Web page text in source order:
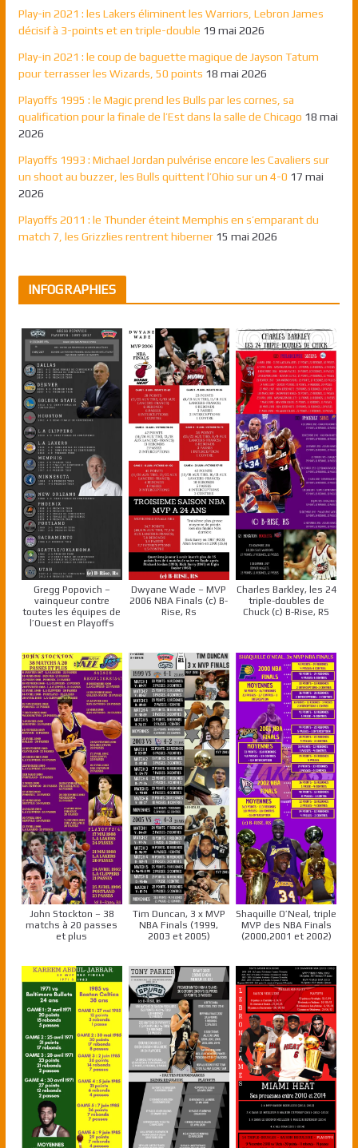
Play-in 2021 : les Lakers éliminent les Warriors, Lebron James
décisif à 3-points et en triple-double 19 mai 2026
Play-in 2021 : le coup de baguette magique de Jayson Tatum
pour terrasser les Wizards, 50 points 18 mai 2026
Playoffs 1995 : le Magic prend les Bulls par les cornes, sa
qualification pour la finale de l’Est dans la salle de Chicago 18 mai
2026
Playoffs 1993 : Michael Jordan pulvérise encore les Cavaliers sur
un shoot au buzzer, les Bulls quittent l’Ohio sur un 4-0 17 mai
2026
Playoffs 2011 : le Thunder éteint Memphis en s’emparant du
match 7, les Grizzlies rentrent hiberner 15 mai 2026
INFOGRAPHIES
Gregg Popovich –
vainqueur contre
toutes les équipes de
l’Ouest en Playoffs
Dwyane Wade – MVP
2006 NBA Finals (c) B-
Rise, Rs
Charles Barkley, les 24
triple-doubles de
Chuck (c) B-Rise, RS
John Stockton – 38
matchs à 20 passes
et plus
Tim Duncan, 3 x MVP
NBA Finals (1999,
2003 et 2005)
Shaquille O’Neal, triple
MVP des NBA Finals
(2000,2001 et 2002)